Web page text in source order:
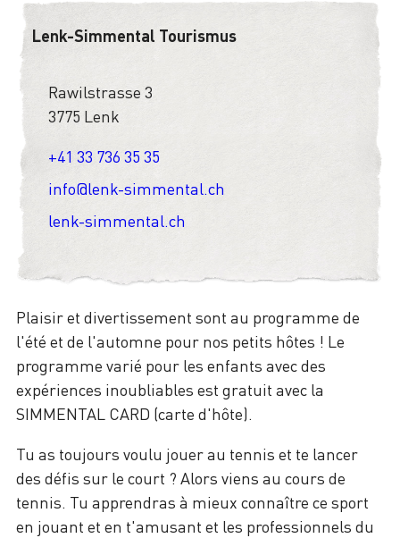
Plaisir et divertissement sont au programme de
l'été et de l'automne pour nos petits hôtes ! Le
programme varié pour les enfants avec des
expériences inoubliables est gratuit avec la
SIMMENTAL CARD (carte d'hôte).
Tu as toujours voulu jouer au tennis et te lancer
des défis sur le court ? Alors viens au cours de
tennis. Tu apprendras à mieux connaître ce sport
en jouant et en t'amusant et les professionnels du
Lenk-Simmental Tourismus
Rawilstrasse 3
3775 Lenk
+41 33 736 35 35
info@lenk-simmental.ch
lenk-simmental.ch